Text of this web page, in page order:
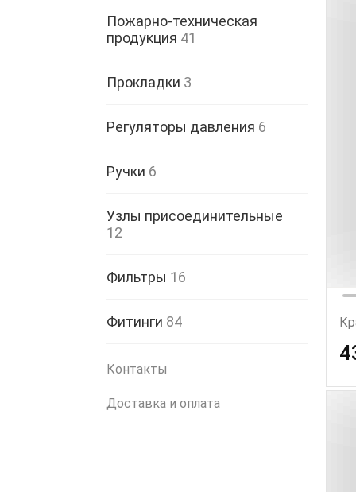
Пожарно-техническая
продукция 41
Прокладки 3
Регуляторы давления 6
Ручки 6
Узлы присоединительные
12
Фильтры 16
Фитинги 84
Контакты
Доставка и оплата